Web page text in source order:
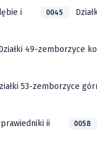
i 0045
49-zemborzyce
53-zemborzyce
prawiedniki ii 0058